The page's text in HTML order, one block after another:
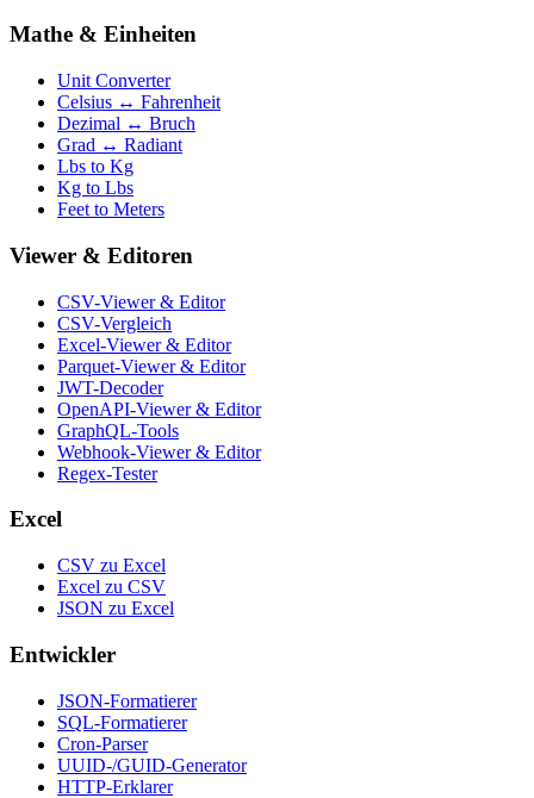
Mathe & Einheiten
Unit Converter
Celsius ↔ Fahrenheit
Dezimal ↔ Bruch
Grad ↔ Radiant
Lbs to Kg
Kg to Lbs
Feet to Meters
Viewer & Editoren
CSV-Viewer & Editor
CSV-Vergleich
Excel-Viewer & Editor
Parquet-Viewer & Editor
JWT-Decoder
OpenAPI-Viewer & Editor
GraphQL-Tools
Webhook-Viewer & Editor
Regex-Tester
Excel
CSV zu Excel
Excel zu CSV
JSON zu Excel
Entwickler
JSON-Formatierer
SQL-Formatierer
Cron-Parser
UUID-/GUID-Generator
HTTP-Erklarer